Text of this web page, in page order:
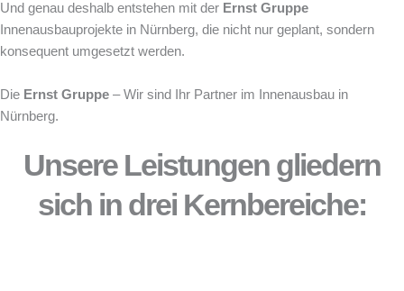
Und genau deshalb entstehen mit der Ernst Gruppe
Innenausbauprojekte in Nürnberg, die nicht nur geplant, sondern
konsequent umgesetzt werden.
Die Ernst Gruppe – Wir sind Ihr Partner im Innenausbau in
Nürnberg.
Unsere Leistungen gliedern
sich in drei Kernbereiche: